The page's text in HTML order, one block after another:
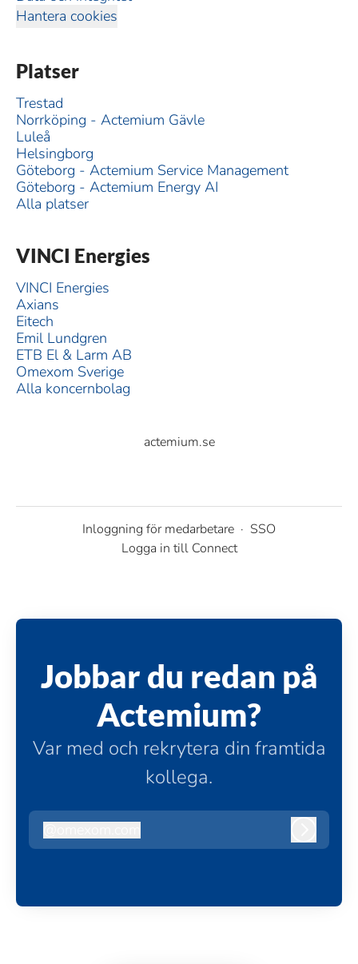
Hantera cookies
Platser
Trestad
Norrköping - Actemium Gävle
Luleå
Helsingborg
Göteborg - Actemium Service Management
Göteborg - Actemium Energy AI
Alla platser
VINCI Energies
VINCI Energies
Axians
Eitech
Emil Lundgren
ETB El & Larm AB
Omexom Sverige
Alla koncernbolag
actemium.se
Inloggning för medarbetare · SSO
Logga in till Connect
Jobbar du redan på
Actemium?
Var med och rekrytera din framtida
kollega.
omexom.com